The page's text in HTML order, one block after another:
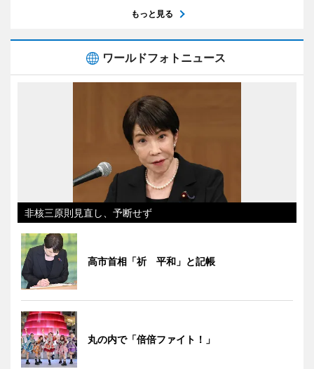
もっと見る
ワールドフォトニュース
非核三原則見直し、予断せず
高市首相「祈 平和」と記帳
丸の内で「倍倍ファイト！」